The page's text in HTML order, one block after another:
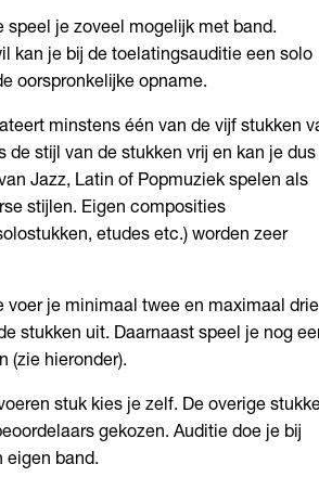
speel je zoveel mogelijk met band.
kan je bij de toelatingsauditie een solo
oorspronkelijke opname.
minstens één van de vijf stukken
de stijl van de stukken vrij en kan je dus
Jazz, Latin of Popmuziek spelen als
stijlen. Eigen composities
etudes etc.) worden zeer
voer je minimaal twee en maximaal drie
stukken uit. Daarnaast speel je nog
(zie hieronder).
stuk kies je zelf. De overige
gekozen. Auditie doe je bij
eigen band.